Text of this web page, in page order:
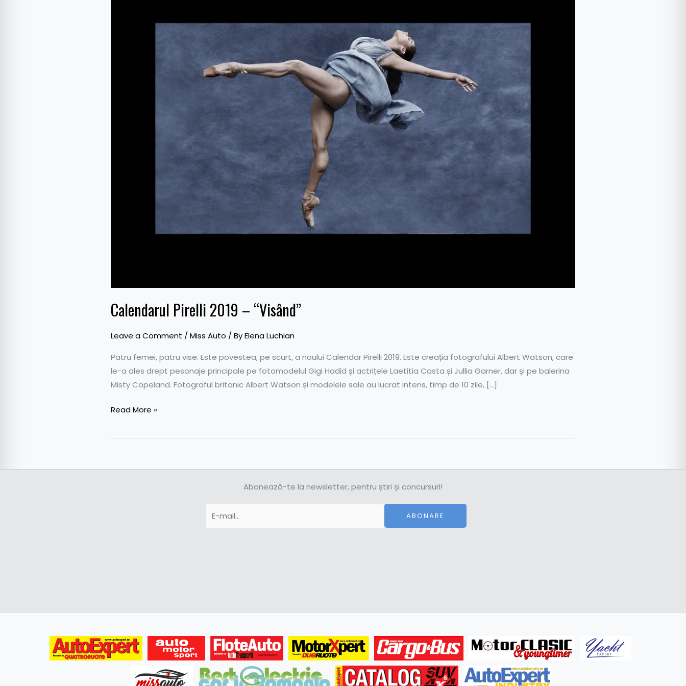
Calendarul Pirelli 2019 – “Visând”
Leave a Comment /Miss Auto / ByElena Luchian
Patru femei, patru vise. Este povestea, pe scurt, a noului Calendar Pirelli 2019. Este creația fotografului Albert Watson, care
le-a ales drept pesonaje principale pe fotomodelul Gigi Hadid și actrițele Laetitia Casta și Jullia Garner, dar și pe balerina
Misty Copeland. Fotograful britanic Albert Watson și modelele sale au lucrat intens, timp de 10 zile, […]
Read More »
Abonează-te la newsletter, pentru știri și concursuri!
ABONARE